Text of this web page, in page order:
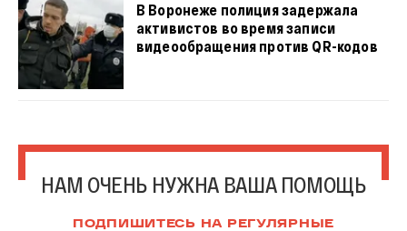
В Воронеже полиция задержала
активистов во время записи
видеообращения против QR-кодов
НАМ ОЧЕНЬ НУЖНА ВАША ПОМОЩЬ
ПОДПИШИТЕСЬ НА РЕГУЛЯРНЫЕ